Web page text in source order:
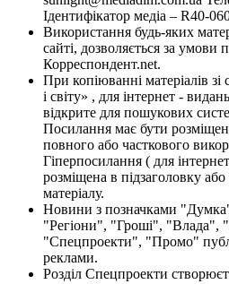
Ідентифікатор медіа – R40-
Використання будь-яких
сайті, дозволяється за умови
Корреспондент.net.
При копіюванні матеріалів
і світу» , для інтернет -
відкрите для пошукових
Посилання має бути
повного або часткового
Гіперпосилання ( для
розміщена в підзаголовку
матеріалу.
Новини з позначками
"Регіони", "Гроші", "Влада",
"Спецпроекти", "Промо"
реклами.
Розділ Спецпроекти